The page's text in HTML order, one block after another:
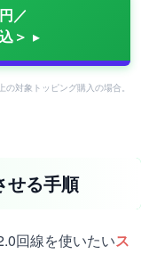
／
＞
対象トッピング購入の場合。
せる手順
回線を使いたいス